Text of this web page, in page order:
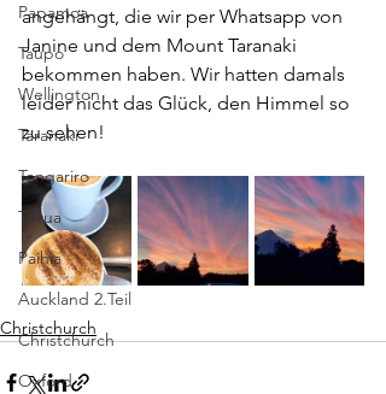
Papamoa
Taupo
Wellington
Taranaki
Tongariro
Tairua
Paihia
Auckland 2.Teil
Christchurch
Oxford
angehängt, die wir per Whatsapp von
Janine und dem Mount Taranaki
bekommen haben. Wir hatten damals
leider nicht das Glück, den Himmel so
zu sehen!
Christchurch